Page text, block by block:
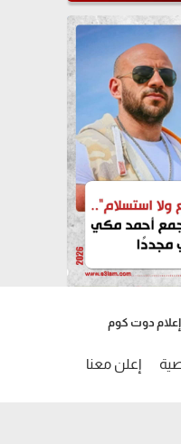
دوت كوم
إعلن معنا